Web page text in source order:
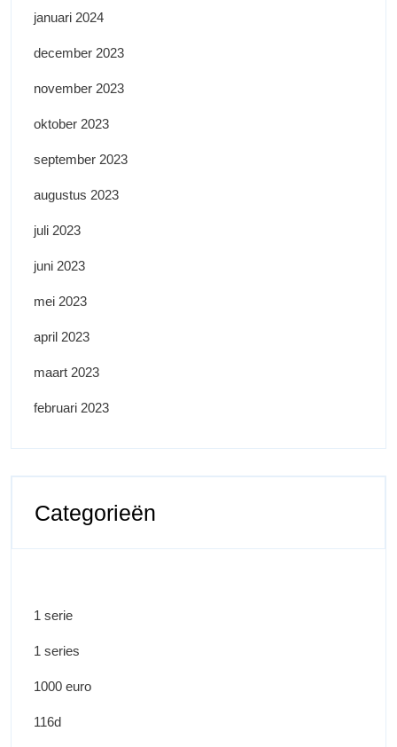
januari 2024
december 2023
november 2023
oktober 2023
september 2023
augustus 2023
juli 2023
juni 2023
mei 2023
april 2023
maart 2023
februari 2023
Categorieën
1 serie
1 series
1000 euro
116d